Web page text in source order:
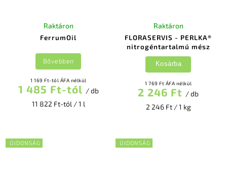
FerrumOil
Raktáron
1 169 Ft-tól ÁFA nélkül
1 485 Ft-tól / db
11 822 Ft-tól / 1 l
Bővebben
FLORASERVIS - PERLKA®
nitrogéntartalmú mész
Raktáron
1 769 Ft ÁFA nélkül
2 246 Ft / db
2 246 Ft / 1 kg
Kosárba
ÚJDONSÁG ÚJDONSÁG